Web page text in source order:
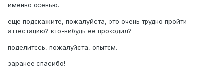
именно осенью.
еще подскажите, пожалуйста, это очень трудно пройти
аттестацию? кто-нибудь ее проходил?
поделитесь, пожалуйста, опытом.
заранее спасибо!